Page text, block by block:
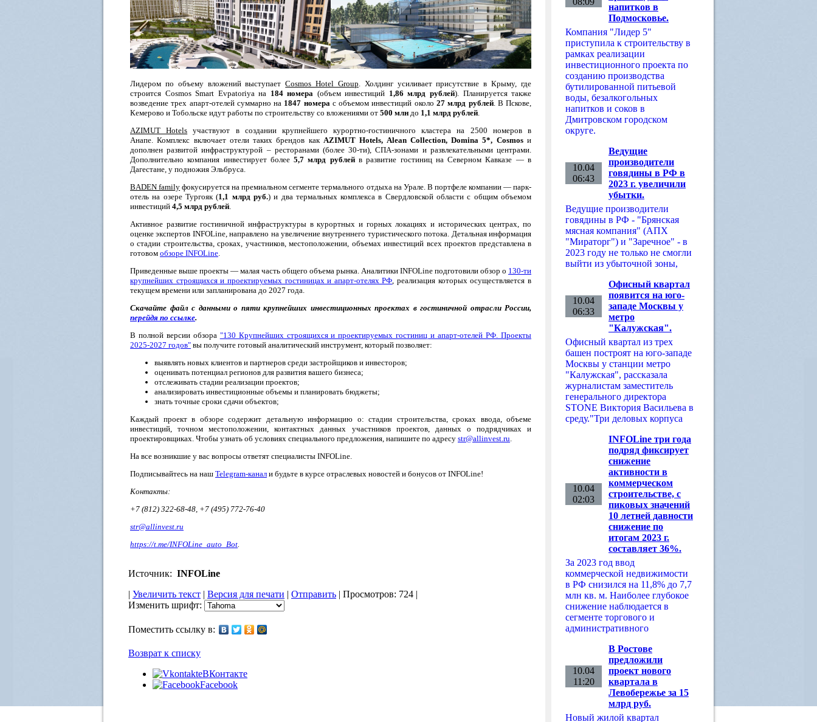
Лидером по объему вложений выступаетCosmos Hotel Group. Холдинг усиливает присутствие в Крыму, где
строится Cosmos Smart Evpatoriya на 184 номера (объем инвестиций 1,86 млрд рублей). Планируется также
возведение трех апарт-отелей суммарно на 1847 номерас объемом инвестиций около 27 млрд рублей. В Пскове,
Кемерово и Тобольске идут работы по строительству со вложениями от 500 млн до 1,1 млрд рублей.
AZIMUT Hotels участвуют в создании крупнейшего курортно-гостиничного кластера на 2500 номеров в
Анапе. Комплекс включает отели таких брендов как AZIMUT Hotels, Alean Collection, Domina 5*, Cosmosи
дополнен развитой инфраструктурой – ресторанами (более 30-ти), СПА-зонами и развлекательными центрами.
Дополнительно компания инвестирует более5,7 млрд рублейв развитие гостиниц на Северном Кавказе — в
Дагестане, у подножия Эльбруса.
BADEN family фокусируется на премиальном сегменте термального отдыха на Урале. В портфеле компании — парк-
отель на озере Тургояк (1,1 млрд руб.) и два термальных комплекса в Свердловской области с общим объемом
инвестиций 4,5 млрд рублей.
Активное развитие гостиничной инфраструктуры в курортных и горных локациях и исторических центрах, по
оценке экспертов INFOLine, направлено на увеличение внутреннего туристического потока. Детальная информация
о стадии строительства, сроках, участников, местоположении, объемах инвестиций всех проектов представлена в
готовом обзоре INFOLine.
Приведенные выше проекты — малая часть общего объема рынка. Аналитики INFOLine подготовили обзор о 130-ти
крупнейших строящихся и проектируемых гостиницах и апарт-отелях РФ, реализация которых осуществляется в
текущем времени или запланирована до 2027 года.
Скачайте файл с данными о пяти крупнейших инвестиционных проектах в гостиничной отрасли России,
перейдя по ссылке.
В полной версии обзора "130 Крупнейших строящихся и проектируемых гостиниц и апарт-отелей РФ. Проекты
2025-2027 годов" вы получите готовый аналитический инструмент, который позволяет:
выявлять новых клиентов и партнеров среди застройщиков и инвесторов;
оценивать потенциал регионов для развития вашего бизнеса;
отслеживать стадии реализации проектов;
анализировать инвестиционные объемы и планировать бюджеты;
знать точные сроки сдачи объектов;
Каждый проект в обзоре содержит детальную информацию о: стадии строительства, сроках ввода, объеме
инвестиций, точном местоположении, контактных данных участников проектов, данных о подрядчиках и
проектировщиках. Чтобы узнать об условиях специального предложения, напишите по адресу str@allinvest.ru.
На все возникшие у вас вопросы ответят специалисты INFOLine.
Подписывайтесь на наш Telegram-канал и будьте в курсе отраслевых новостей и бонусов от INFOLine!
Контакты:
+7 (812) 322-68-48, +7 (495) 772-76-40
str@allinvest.ru
https://t.me/INFOLine_auto_Bot.
Источник: INFOLine
| Увеличить текст | Версия для печати | Отправить | Просмотров: 724 |
Изменить шрифт:
Поместить ссылку в:
Возврат к списку
ВКонтакте
Facebook
напитков в
Подмосковье.
Компания "Лидер 5"
приступила к строительству в
рамках реализации
инвестиционного проекта по
созданию производства
бутилированной питьевой
воды, безалкогольных
напитков и соков в
Дмитровском городском
округе.
10.04
06:43
Ведущие
производители
говядины в РФ в
2023 г. увеличили
убытки.
Ведущие производители
говядины в РФ - "Брянская
мясная компания" (АПХ
"Мираторг") и "Заречное" - в
2023 году не только не смогли
выйти из убыточной зоны,
10.04
06:33
Офисный квартал
появится на юго-
западе Москвы у
метро
"Калужская".
Офисный квартал из трех
башен построят на юго-западе
Москвы у станции метро
"Калужская", рассказала
журналистам заместитель
генерального директора
STONE Виктория Васильева в
среду."Три деловых корпуса
10.04
02:03
INFOLine три года
подряд фиксирует
снижение
активности в
коммерческом
строительстве, с
пиковых значений
10 летней давности
снижение по
итогам 2023 г.
составляет 36%.
За 2023 год ввод
коммерческой недвижимости
в РФ снизился на 11,8% до 7,7
млн кв. м. Наиболее глубокое
снижение наблюдается в
сегменте торгового и
административного
10.04
11:20
В Ростове
предложили
проект нового
квартала в
Левобережье за 15
млрд руб.
Новый жилой квартал